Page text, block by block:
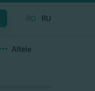
RO RU
Altele